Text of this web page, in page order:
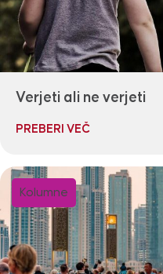
Verjeti ali ne verjeti
PREBERI VEČ
Kolumne